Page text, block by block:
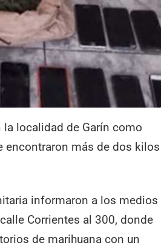
localidad de Garín como
encontraron más de dos kilos
informaron a los medios
Corrientes al 300, donde
de marihuana con un